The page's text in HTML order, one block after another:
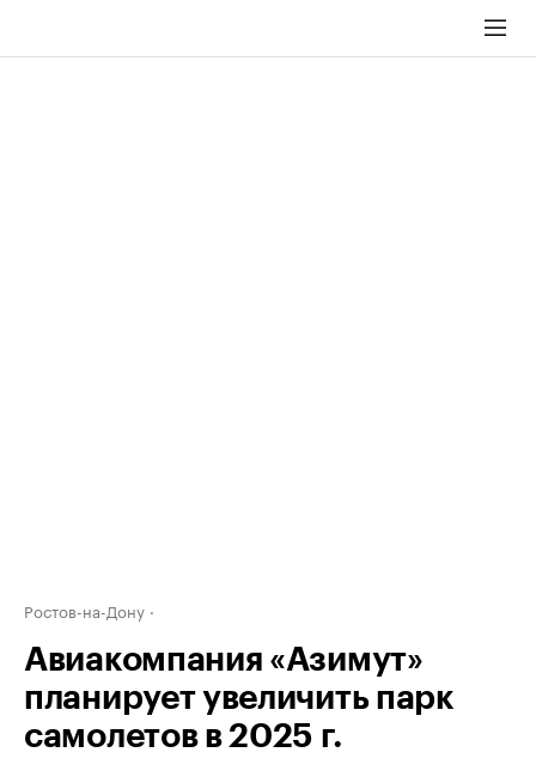
Ростов-на-Дону
Авиакомпания «Азимут»
планирует увеличить парк
самолетов в 2025 г.